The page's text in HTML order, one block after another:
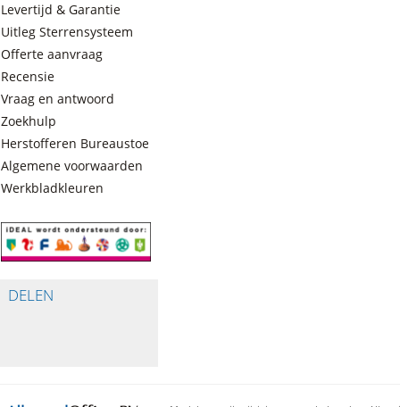
Levertijd & Garantie
Uitleg Sterrensysteem
Offerte aanvraag
Recensie
Vraag en antwoord
Zoekhulp
Herstofferen Bureaustoelen
Algemene voorwaarden
Werkbladkleuren
DELEN